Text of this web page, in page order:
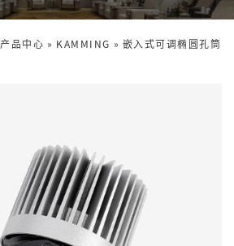
产品中心 » KAMMING » 嵌入式可调椭圆孔筒